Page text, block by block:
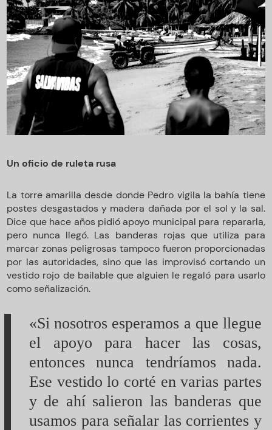
Un oficio de ruleta rusa
La torre amarilla desde donde Pedro vigila la bahía tiene
postes desgastados y madera dañada por el sol y la sal.
Dice que hace años pidió apoyo municipal para repararla,
pero nunca llegó. Las banderas rojas que utiliza para
marcar zonas peligrosas tampoco fueron proporcionadas
por las autoridades, sino que las improvisó cortando un
vestido rojo de bailable que alguien le regaló para usarlo
como señalización.
«Si nosotros esperamos a que llegue
el apoyo para hacer las cosas,
entonces nunca tendríamos nada.
Ese vestido lo corté en varias partes
y de ahí salieron las banderas que
usamos para señalar las corrientes y